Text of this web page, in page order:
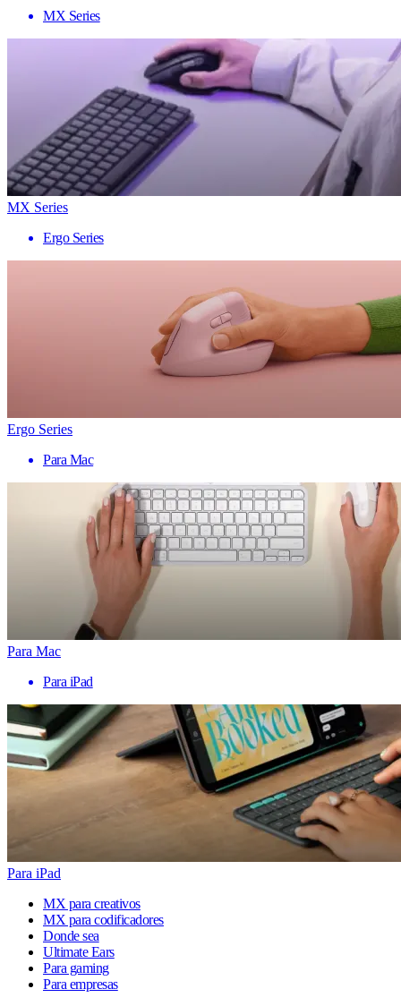
MX Series
MX Series
Ergo Series
Ergo Series
Para Mac
Para Mac
Para iPad
Para iPad
MX para creativos
MX para codificadores
Donde sea
Ultimate Ears
Para gaming
Para empresas